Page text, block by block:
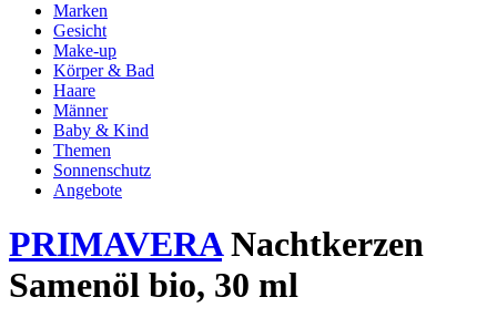
Marken
Gesicht
Make-up
Körper & Bad
Haare
Männer
Baby & Kind
Themen
Sonnenschutz
Angebote
PRIMAVERANachtkerzen
Samenöl bio, 30 ml